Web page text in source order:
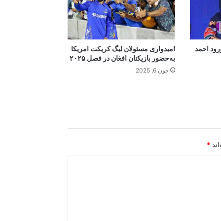
احمد
امیدواری مسئولان لیگ کریکت امریکا
به‌حضور بازیکنان افغان در فصل ۲۰۲۵
جون 6, 2025
*